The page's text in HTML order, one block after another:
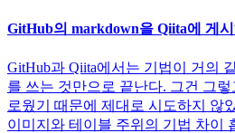
GitHub의 markdown을 Qiita에 게
GitHub과 Qiita에서는 기법이 거의
를 쓰는 것만으로 끝난다. 그건 그
로웠기 때문에 제대로 시도하지 않
이미지와 테이블 주위의 기법 차이